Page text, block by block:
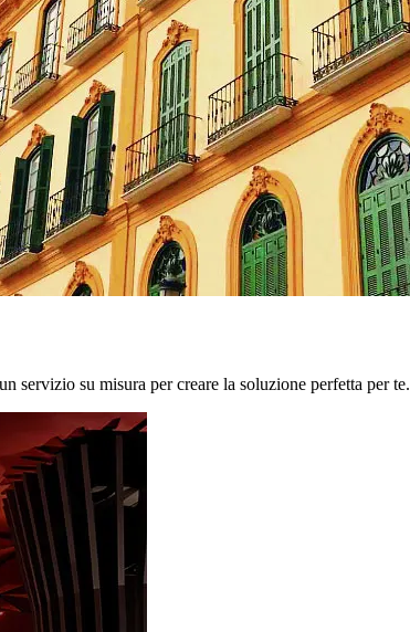
servizio su misura per creare la soluzione perfetta per te.